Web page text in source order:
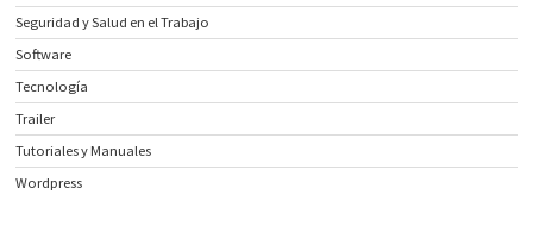
Seguridad y Salud en el Trabajo
Software
Tecnología
Trailer
Tutoriales y Manuales
Wordpress